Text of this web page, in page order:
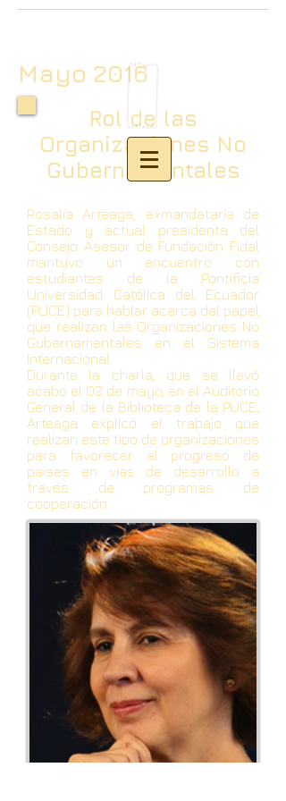
Mayo 2016
Rol de las
Organizaciones No
Gubernamentales
Rosalía Arteaga, exmandataria de
Estado y actual presidenta del
Consejo Asesor de Fundación Fidal
mantuvo un encuentro con
estudiantes de la Pontificia
Universidad Católica del Ecuador
(PUCE) para hablar acerca del papel
que realizan las Organizaciones No
Gubernamentales en el Sistema
Internacional.
Durante la charla, que se llevó
acabo el 02 de mayo, en el Auditorio
General de la Biblioteca de la PUCE,
Arteaga explicó el trabajo que
realizan este tipo de organizaciones
para favorecer al progreso de
países en vías de desarrollo a
través de programas de
cooperación.